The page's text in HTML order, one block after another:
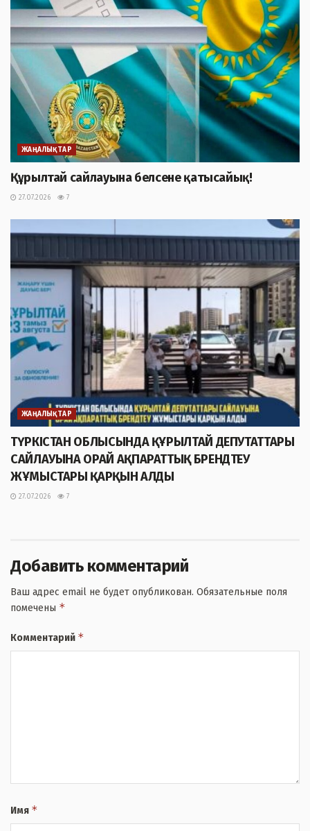
ЖАҢАЛЫҚТАР
Құрылтай сайлауына белсене қатысайық!
27.07.2026 7
ЖАҢАЛЫҚТАР
ТҮРКІСТАН ОБЛЫСЫНДА ҚҰРЫЛТАЙ ДЕПУТАТТАРЫ
САЙЛАУЫНА ОРАЙ АҚПАРАТТЫҚ БРЕНДТЕУ
ЖҰМЫСТАРЫ ҚАРҚЫН АЛДЫ
27.07.2026 7
Добавить комментарий
Ваш адрес email не будет опубликован. Обязательные поля
помечены *
Комментарий *
Имя *